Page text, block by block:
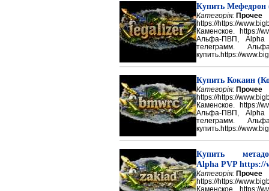
Купить
Категорія: Прочее
https://https://
Каменское. https://
Альфа-ПВП, Alpha
телеграмм.
купить.https://
Купить Кокаин
Категорія: Прочее
https://https://
Каменское. https://
Альфа-ПВП, Alpha
телеграмм.
купить.https://
Купить
Alpha PVP https://
Категорія: Прочее
https://https://
Каменское. https://